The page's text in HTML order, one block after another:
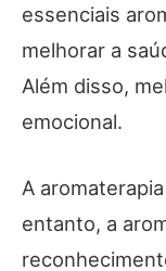
essenciais
melhorar a
Além disso,
emocional.
A
entanto, a